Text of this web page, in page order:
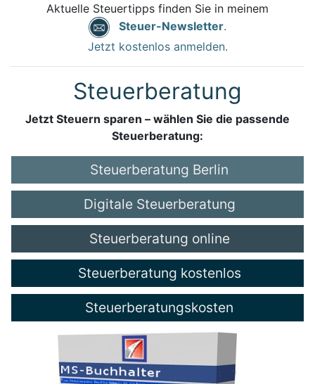
Aktuelle Steuertipps finden Sie in meinem
Steuer-Newsletter.
Jetzt kostenlos anmelden.
Steuerberatung
Jetzt Steuern sparen – wählen Sie die passende
Steuerberatung:
Steuerberatung Berlin
Digitale Steuerberatung
Steuerberatung online
Steuerberatung kostenlos
Steuerberatungskosten